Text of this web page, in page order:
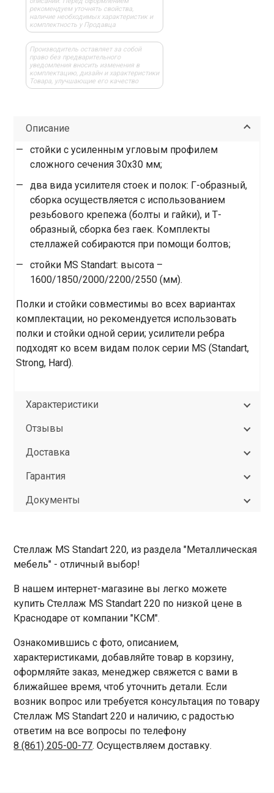
рекомендуем уточнять свойства,
наличие необходимых характеристик и
комплектность у Продавца
Производитель оставляет за собой
право без предварительного
уведомления вносить изменения в
комплектацию, дизайн и характеристики
Товара, улучшающие его качество
Описание
стойки с усиленным угловым профилем
сложного сечения 30х30 мм;
два вида усилителя стоек и полок: Г-образный,
сборка осуществляется с использованием
резьбового крепежа (болты и гайки), и Т-
образный, сборка без гаек. Комплекты
стеллажей собираются при помощи болтов;
стойки MS Standart: высота –
1600/1850/2000/2200/2550 (мм).
Полки и стойки совместимы во всех вариантах
комплектации, но рекомендуется использовать
полки и стойки одной серии; усилители ребра
подходят ко всем видам полок серии MS (Standart,
Strong, Hard).
Характеристики
Отзывы
Доставка
Гарантия
Документы
Стеллаж MS Standart 220, из раздела "Металлическая
мебель" - отличный выбор!
В нашем интернет-магазине вы легко можете
купить Стеллаж MS Standart 220 по низкой цене в
Краснодаре от компании "КСМ".
Ознакомившись с фото, описанием,
характеристиками, добавляйте товар в корзину,
оформляйте заказ, менеджер свяжется с вами в
ближайшее время, чтоб уточнить детали. Если
возник вопрос или требуется консультация по товару
Стеллаж MS Standart 220 и наличию, с радостью
ответим на все вопросы по телефону
8 (861) 205-00-77. Осуществляем доставку.